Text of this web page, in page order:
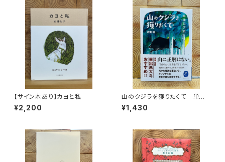
【サイン本あり】カヨと私
¥2,200
山のクジラを獲りたくて 単独
忍び猟記（文庫版）
¥1,430